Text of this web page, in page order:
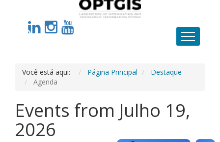
Você está aqui: Página Principal
Destaque
Agenda
Events from Julho 19,
2026